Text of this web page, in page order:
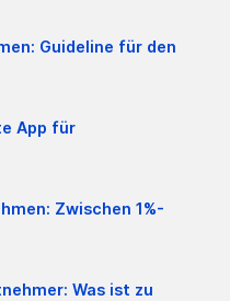
Guideline für den
App für
Zwischen 1%-
Was ist zu